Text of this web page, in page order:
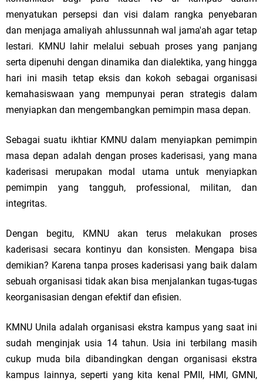
menyatukan persepsi dan visi dalam rangka penyebaran
dan menjaga amaliyah ahlussunnah wal jama'ah agar tetap
lestari. KMNU lahir melalui sebuah proses yang panjang
serta dipenuhi dengan dinamika dan dialektika, yang hingga
hari ini masih tetap eksis dan kokoh sebagai organisasi
kemahasiswaan yang mempunyai peran strategis dalam
menyiapkan dan mengembangkan pemimpin masa depan.
Sebagai suatu ikhtiar KMNU dalam menyiapkan pemimpin
masa depan adalah dengan proses kaderisasi, yang mana
kaderisasi merupakan modal utama untuk menyiapkan
pemimpin yang tangguh, professional, militan, dan
integritas.
Dengan begitu, KMNU akan terus melakukan proses
kaderisasi secara kontinyu dan konsisten. Mengapa bisa
demikian? Karena tanpa proses kaderisasi yang baik dalam
sebuah organisasi tidak akan bisa menjalankan tugas-tugas
keorganisasian dengan efektif dan efisien.
KMNU Unila adalah organisasi ekstra kampus yang saat ini
sudah menginjak usia 14 tahun. Usia ini terbilang masih
cukup muda bila dibandingkan dengan organisasi ekstra
kampus lainnya, seperti yang kita kenal PMII, HMI, GMNI,